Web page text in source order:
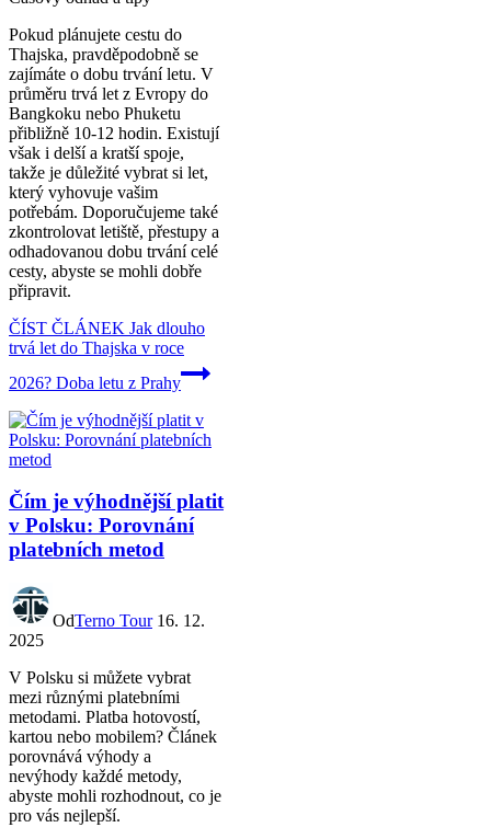
Pokud plánujete cestu do
Thajska, pravděpodobně se
zajímáte o dobu trvání letu. V
průměru trvá let z Evropy do
Bangkoku nebo Phuketu
přibližně 10-12 hodin. Existují
však i delší a kratší spoje,
takže je důležité vybrat si let,
který vyhovuje vašim
potřebám. Doporučujeme také
zkontrolovat letiště, přestupy a
odhadovanou dobu trvání celé
cesty, abyste se mohli dobře
připravit.
ČÍST ČLÁNEK Jak dlouho
trvá let do Thajska v roce
2026? Doba letu z Prahy
Čím je výhodnější platit
v Polsku: Porovnání
platebních metod
OdTerno Tour 16. 12.
2025
V Polsku si můžete vybrat
mezi různými platebními
metodami. Platba hotovostí,
kartou nebo mobilem? Článek
porovnává výhody a
nevýhody každé metody,
abyste mohli rozhodnout, co je
pro vás nejlepší.